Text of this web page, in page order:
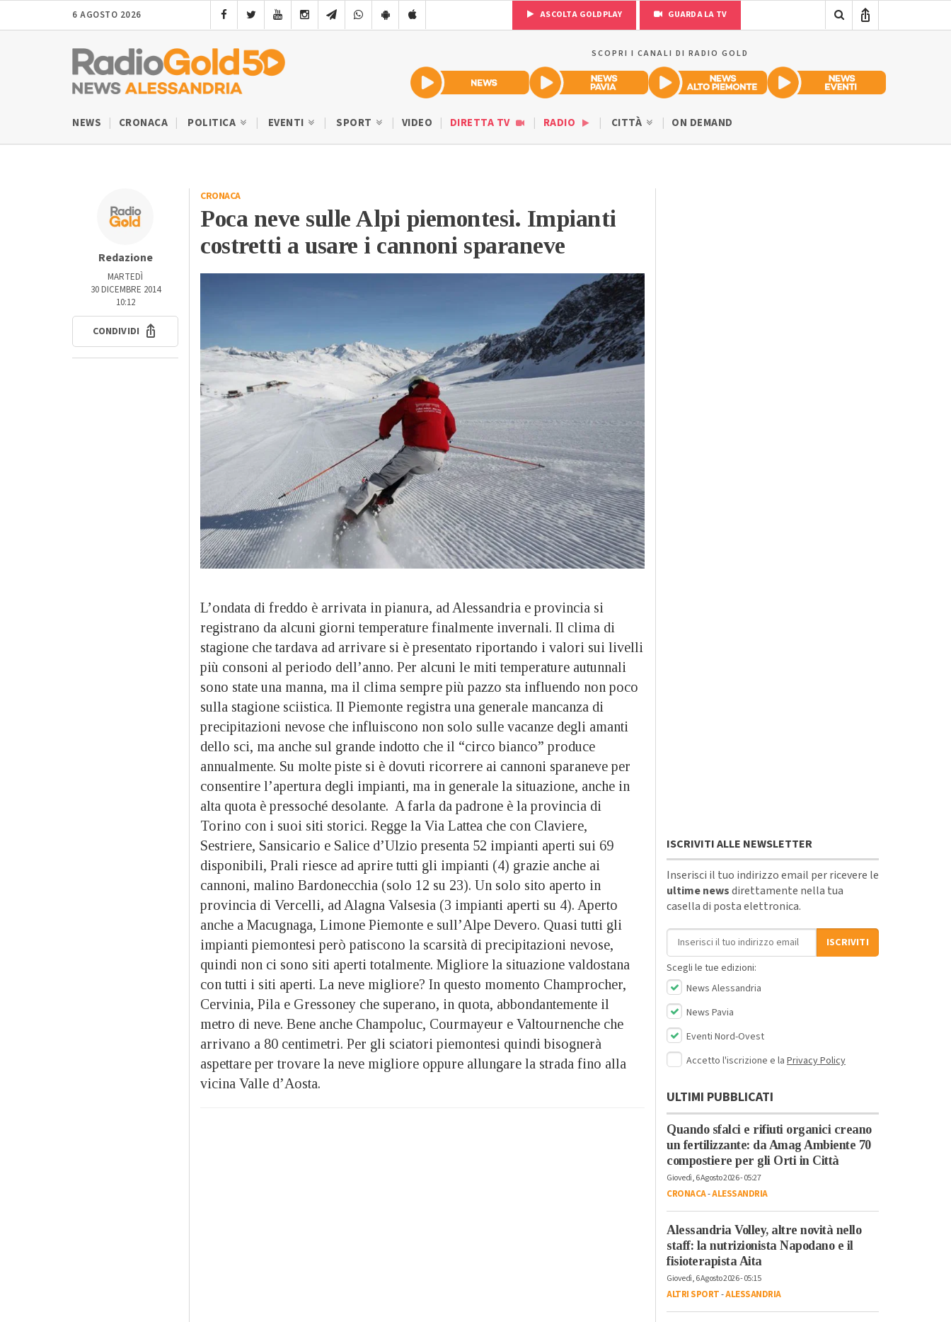
6 AGOSTO 2026 ASCOLTA GOLDPLAY GUARDA LA TV
SCOPRI I CANALI DI RADIO GOLD
NEWS CRONACA POLITICA EVENTI SPORT VIDEO DIRETTA TV RADIO CITTÀ ON DEMAND
Redazione
MARTEDÌ
30 DICEMBRE 2014
10:12
CONDIVIDI
CRONACA
Poca neve sulle Alpi piemontesi. Impianti
costretti a usare i cannoni sparaneve
L’ondata di freddo è arrivata in pianura, ad Alessandria e provincia si
registrano da alcuni giorni temperature finalmente invernali. Il clima di
stagione che tardava ad arrivare si è presentato riportando i valori sui livelli
più consoni al periodo dell’anno. Per alcuni le miti temperature autunnali
sono state una manna, ma il clima sempre più pazzo sta influendo non poco
sulla stagione sciistica. Il Piemonte registra una generale mancanza di
precipitazioni nevose che influiscono non solo sulle vacanze degli amanti
dello sci, ma anche sul grande indotto che il “circo bianco” produce
annualmente. Su molte piste si è dovuti ricorrere ai cannoni sparaneve per
consentire l’apertura degli impianti, ma in generale la situazione, anche in
alta quota è pressoché desolante. A farla da padrone è la provincia di
Torino con i suoi siti storici. Regge la Via Lattea che con Claviere,
Sestriere, Sansicario e Salice d’Ulzio presenta 52 impianti aperti sui 69
disponibili, Prali riesce ad aprire tutti gli impianti (4) grazie anche ai
cannoni, malino Bardonecchia (solo 12 su 23). Un solo sito aperto in
provincia di Vercelli, ad Alagna Valsesia (3 impianti aperti su 4). Aperto
anche a Macugnaga, Limone Piemonte e sull’Alpe Devero. Quasi tutti gli
impianti piemontesi però patiscono la scarsità di precipitazioni nevose,
quindi non ci sono siti aperti totalmente. Migliore la situazione valdostana
con tutti i siti aperti. La neve migliore? In questo momento Champrocher,
Cervinia, Pila e Gressoney che superano, in quota, abbondantemente il
metro di neve. Bene anche Champoluc, Courmayeur e Valtournenche che
arrivano a 80 centimetri. Per gli sciatori piemontesi quindi bisognerà
aspettare per trovare la neve migliore oppure allungare la strada fino alla
vicina Valle d’Aosta.
ISCRIVITI ALLE NEWSLETTER
Inserisci il tuo indirizzo email per ricevere le
ultime newsdirettamente nella tua
casella di posta elettronica.
Indirizzo email
ISCRIVITI
Scegli le tue edizioni:
News Alessandria
News Pavia
Eventi Nord-Ovest
Accetto l'iscrizione e la Privacy Policy
ULTIMI PUBBLICATI
Quando sfalci e rifiuti organici creano
un fertilizzante: da Amag Ambiente 70
compostiere per gli Orti in Città
Giovedì, 6 Agosto 2026 - 05:27
CRONACA-ALESSANDRIA
Alessandria Volley, altre novità nello
staff: la nutrizionista Napodano e il
fisioterapista Aita
Giovedì, 6 Agosto 2026 - 05:15
ALTRI SPORT-ALESSANDRIA